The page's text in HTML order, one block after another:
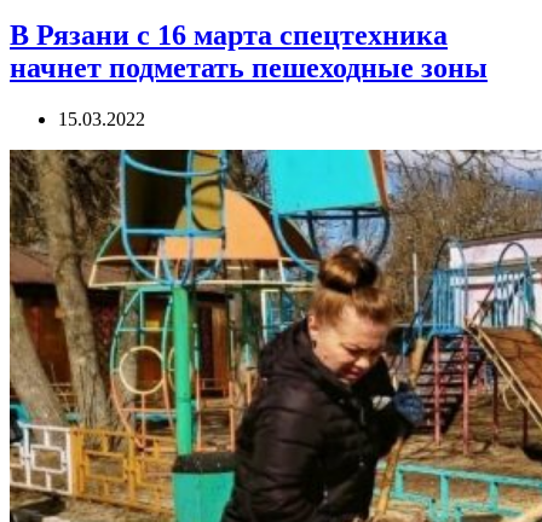
В Рязани с 16 марта спецтехника
начнет подметать пешеходные зоны
15.03.2022